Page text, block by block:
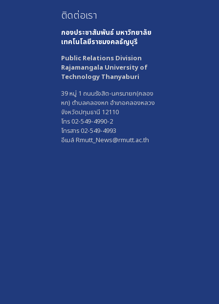
ติดต่อเรา
กองประชาสัมพันธ์ มหาวิทยาลัย
เทคโนโลยีราชมงคลธัญบุรี
Public Relations Division
Rajamangala University of
Technology Thanyaburi
39 หมู่ 1 ถนนรังสิต-นครนายก(คลอง
หก) ตำบลคลองหก อำเภอคลองหลวง
จังหวัดปทุมธานี 12110
โทร 02-549-4990-2
โทรสาร 02-549-4993
อีเมล์ Rmutt_News@rmutt.ac.th